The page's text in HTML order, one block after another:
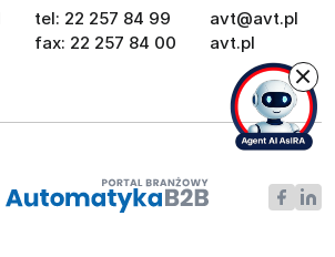
tel: 22 257 84 99
fax: 22 257 84 00
avt@avt.pl
avt.pl